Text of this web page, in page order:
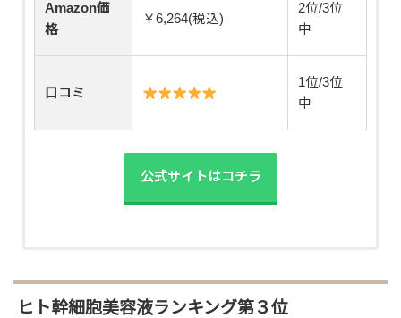
Amazon価
格
￥6,264(税込)
2位/3位
中
口コミ
1位/3位
中
公式サイトはコチラ
ヒト幹細胞美容液ランキング第３位